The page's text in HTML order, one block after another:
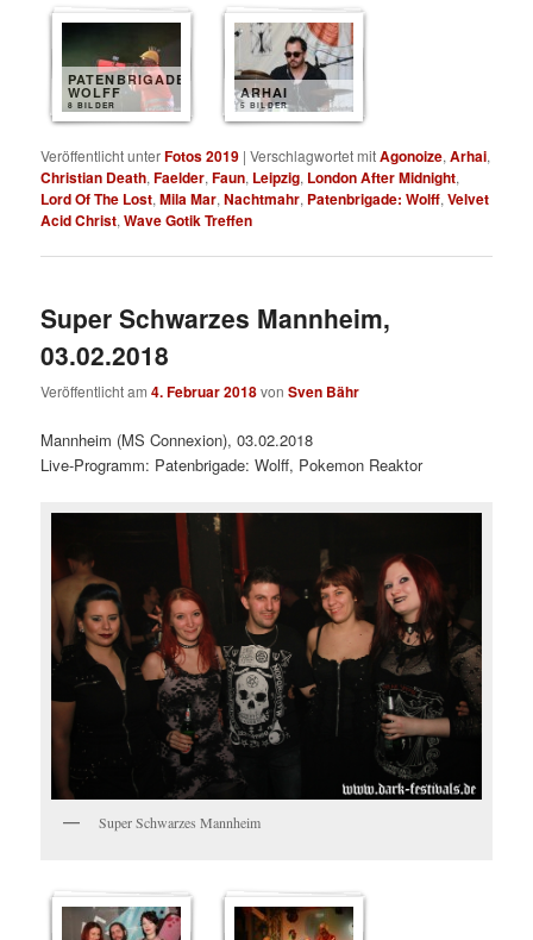
PATENBRIGADE
WOLFF
8 BILDER
ARHAI
5 BILDER
Veröffentlicht unterFotos 2019 |Verschlagwortet mitAgonoize,Arhai,
Christian Death,Faelder,Faun, Leipzig, London After Midnight,
Lord Of The Lost,Mila Mar,Nachtmahr, Patenbrigade: Wolff,Velvet
Acid Christ,Wave Gotik Treffen
Super Schwarzes Mannheim,
03.02.2018
Veröffentlicht am4. Februar 2018vonSven Bähr
Mannheim (MS Connexion), 03.02.2018
Live-Programm: Patenbrigade: Wolff, Pokemon Reaktor
Super Schwarzes Mannheim